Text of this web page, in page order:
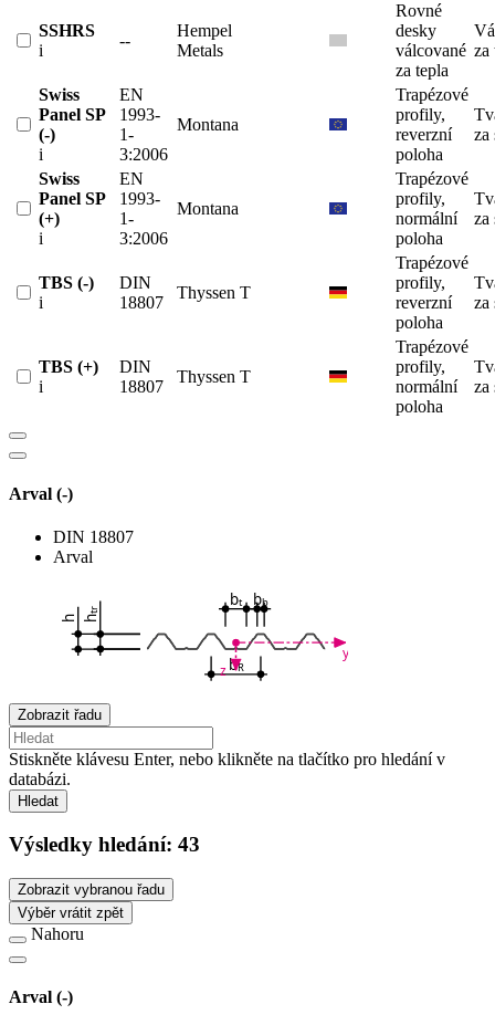
SSHRS
i
--
Hempel
Metals
Rovné
desky
válcované
za tepla
za
Swiss
Panel SP
(-)
i
EN
1993-
1-
3:2006
Montana
Trapézové
profily,
reverzní
poloha
za
Swiss
Panel SP
(+)
i
EN
1993-
1-
3:2006
Montana
Trapézové
profily,
normální
poloha
za
TBS (-)
i
DIN
18807
Thyssen T
Trapézové
profily,
reverzní
poloha
za
TBS (+)
i
DIN
18807
Thyssen T
Trapézové
profily,
normální
poloha
za
Arval (-)
DIN 18807
Arval
bt
bR
bb
h h
tr
y
z
Zobrazit řadu
Stiskněte klávesu Enter, nebo klikněte na tlačítko pro hledání v
databázi.
Hledat
Výsledky hledání: 43
Zobrazit vybranou řadu
Výběr vrátit zpět
Nahoru
Arval (-)